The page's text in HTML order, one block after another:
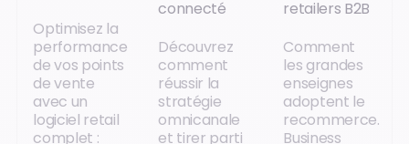
Optimisez la
performance
de vos points
de vente
avec un
logiciel retail
complet :
connecté
Découvrez
comment
réussir la
stratégie
omnicanale
et tirer parti
retailers B2B
Comment
les grandes
enseignes
adoptent le
recommerce.
Business